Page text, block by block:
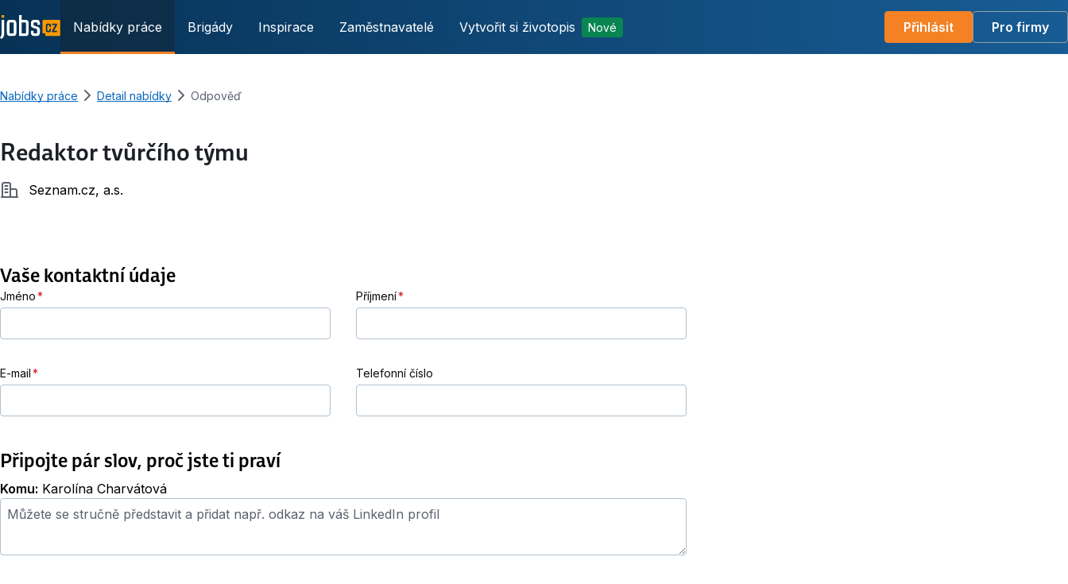
Nabídky práce Brigády Inspirace Zaměstnavatelé Vytvořit si životopis Nové Přihlásit Pro firmy
Nabídky práce Detail nabídky Odpověď
Redaktor tvůrčího týmu
SpolečnostSeznam.cz, a.s.
Vaše kontaktní údaje
Jméno Příjmení
E-mail Telefonní číslo
Připojte pár slov, proč jste ti praví
Komu: Karolína Charvátová
Průvodní dopis